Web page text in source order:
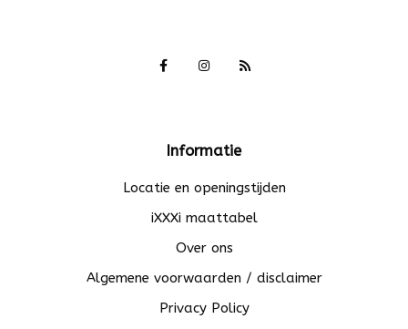
Informatie
Locatie en openingstijden
iXXXi maattabel
Over ons
Algemene voorwaarden / disclaimer
Privacy Policy